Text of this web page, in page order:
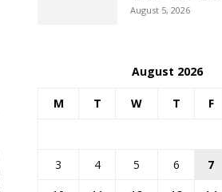
August 5, 2026
August 2026
M T W T F
3
4 5 6 7